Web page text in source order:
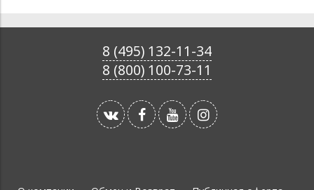
8 (495) 132-11-34
8 (800) 100-73-11